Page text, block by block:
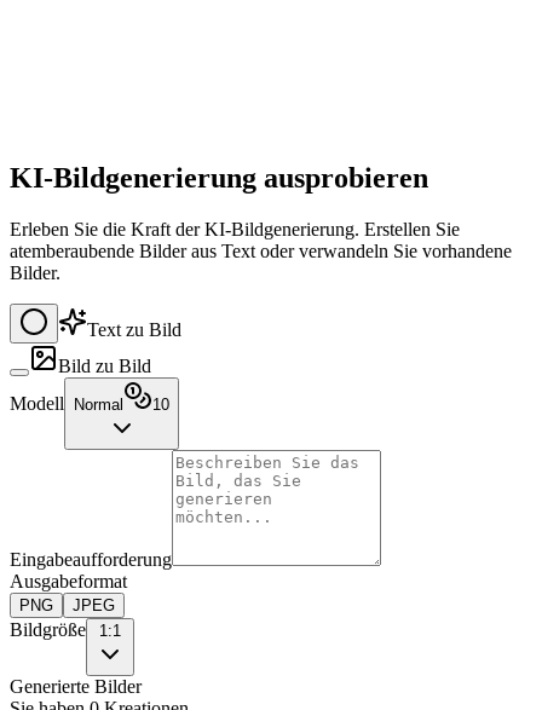
KI-Bildgenerierung ausprobieren
Erleben Sie die Kraft der KI-Bildgenerierung. Erstellen Sie
atemberaubende Bilder aus Text oder verwandeln Sie vorhandene
Bilder.
Text zu Bild
Bild zu Bild
Modell
Normal 10
Eingabeaufforderung
Ausgabeformat
PNG JPEG
Bildgröße 1:1
Generierte Bilder